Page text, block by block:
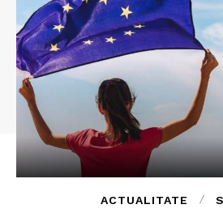
ACTUALITATE